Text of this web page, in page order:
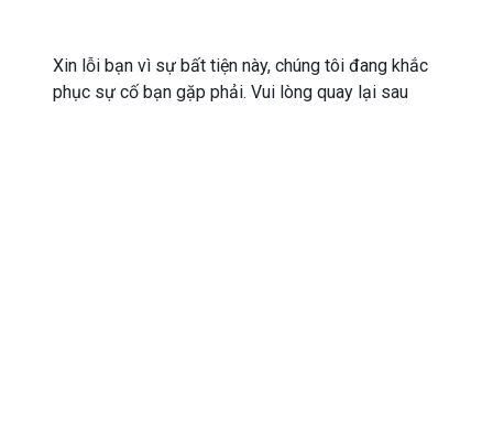
Xin lỗi bạn vì sự bất tiện này, chúng tôi đang khắc
phục sự cố bạn gặp phải. Vui lòng quay lại sau